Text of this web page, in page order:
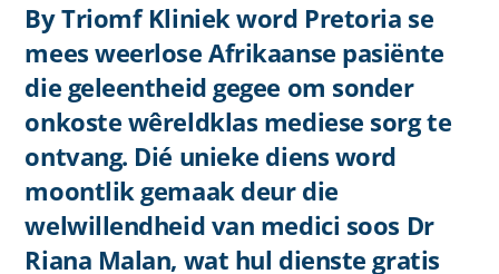
By Triomf Kliniek word Pretoria se
mees weerlose Afrikaanse pasiënte
die geleentheid gegee om sonder
onkoste wêreldklas mediese sorg te
ontvang. Dié unieke diens word
moontlik gemaak deur die
welwillendheid van medici soos Dr
Riana Malan, wat hul dienste gratis